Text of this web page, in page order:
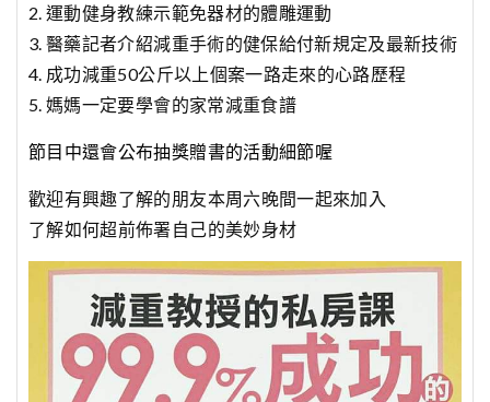
2. 運動健身教練示範免器材的體雕運動
3. 醫藥記者介紹減重手術的健保給付新規定及最新技術
4. 成功減重50公斤以上個案一路走來的心路歷程
5. 媽媽一定要學會的家常減重食譜
節目中還會公布抽獎贈書的活動細節喔
歡迎有興趣了解的朋友本周六晚間一起來加入
了解如何超前佈署自己的美妙身材